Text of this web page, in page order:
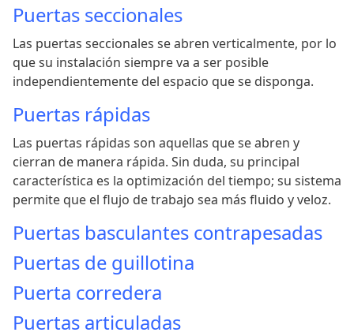
Puertas seccionales
Las puertas seccionales se abren verticalmente, por lo
que su instalación siempre va a ser posible
independientemente del espacio que se disponga.
Puertas rápidas
Las puertas rápidas son aquellas que se abren y
cierran de manera rápida. Sin duda, su principal
característica es la optimización del tiempo; su sistema
permite que el flujo de trabajo sea más fluido y veloz.
Puertas basculantes contrapesadas
Puertas de guillotina
Puerta corredera
Puertas articuladas